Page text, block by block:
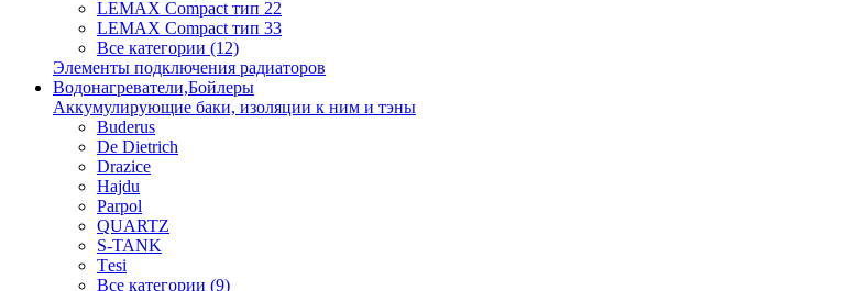
LEMAX Compact тип 22
LEMAX Compact тип 33
Все категории (12)
Элементы подключения радиаторов
Водонагреватели,Бойлеры
Аккумулирующие баки, изоляции к ним и тэны
Buderus
De Dietrich
Drazice
Hajdu
Parpol
QUARTZ
S-TANK
Tеsi
Все категории (9)